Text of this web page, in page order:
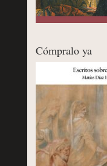
Cómpralo ya